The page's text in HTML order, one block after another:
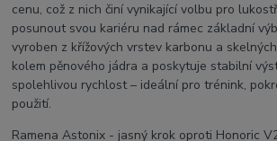
cenu, což z nich činí vynikající volbu pro
posunout svou kariéru nad rámec základní
vyroben z křížových vrstev karbonu a
kolem pěnového jádra a poskytuje stabilní
spolehlivou rychlost – ideální pro trénink,
použití.
Ramena Astonix - jasný krok oproti Honoric